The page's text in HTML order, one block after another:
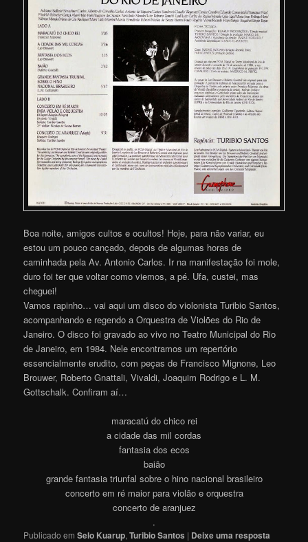
Boa noite, amigos cultos e ocultos! Hoje, para não variar, eu
estou um pouco cançado, depois de algumas horas de
caminhada pela Av. Antonio Carlos. Ir na manifestação foi mole,
duro foi ter que voltar como viemos, a pé. Ufa, custei, mas
cheguei!
Vamos rapinho… vai aqui um disco do violonista Turibio Santos,
acompanhando e regendo a Orquestra de Violões do Rio de
Janeiro. O disco foi gravado ao vivo no Teatro Municipal do Rio
de Janeiro, em 1984. Nele encontramos um repertório
essencialmente erudito, com peças de Francisco Mignone, Leo
Brouwer, Roberto Gnattali, Vivaldi, Joaquim Rodrigo e L. M.
Gottschalk. Confiram aí…
maracatú do chico rei
a cidade das mil cordas
fantasia dos ecos
baião
grande fantasia triunfal sobre o hino nacional brasileiro
concerto em ré maior para violão e orquestra
concerto de aranjuez
.
Publicado em Selo Kuarup,Turibio Santos | Deixe uma resposta